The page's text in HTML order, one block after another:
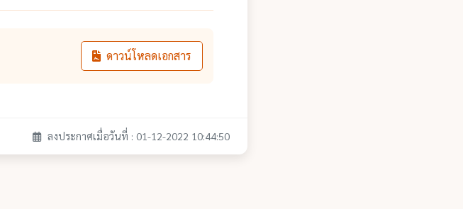
ดาวน์โหลดเอกสาร
ลงประกาศเมื่อวันที่ : 01-12-2022 10:44:50